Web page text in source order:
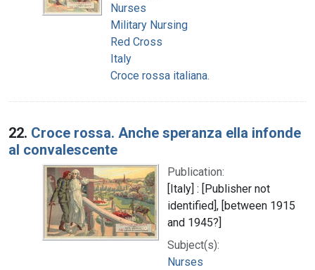
Nurses
Military Nursing
Red Cross
Italy
Croce rossa italiana.
22. Croce rossa. Anche speranza ella infonde
al convalescente
Publication:
[Italy] : [Publisher not
identified], [between 1915
and 1945?]
Subject(s):
Nurses